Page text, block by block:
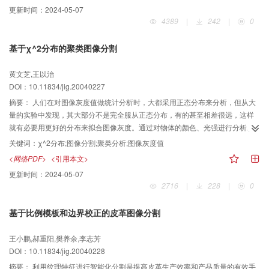
以利用聚类有效性分析指标快速确定聚类数目。实验表明，这种方法不需事先
确定聚类数目并且在优化聚类性能不变的前提下，可以使模糊聚类的速度得到
更新时间： 2024-05-07
4389
| 242 | 0
基于χ^2分布的聚类图像分割
黄文芝,王以治
DOI：10.11834/jig.20040227
摘要：
人们在对图像灰度值做统计分析时，大都采用正态分布来分析，但从大
量的实验中发现，其大部分不是完全服从正态分布，有的甚至相差很远，这样
就有必要用更好的分布来拟合图像灰度。通过对物体的颜色、光强进行分析发
现，人们看到的物体颜色是多种环境——环境光强、漫反射、镜面反射等等共
同作用的结果。这样如果单纯地用正态分布来分析就会出现较大的偏差，那么
也就不能很好地拟合图像灰度分布曲线，因此这里提出了用χ^2分布来拟合图像
灰度的分布曲线，实验结果表明，通过χ^2分布可以得到更好的分割效果。
关键词： χ^2分布;图像分割;聚类分析;图像灰度值
<网络PDF> <引用本文>
更新时间： 2024-05-07
2716
| 228 | 0
基于比例模板和边界校正的皮革图像分割
王小鹏,郝重阳,樊养余,李志芳
DOI：10.11834/jig.20040228
摘要： 利用纹理特征进行智能化分割是提高皮革生产效率和产品质量的有效手